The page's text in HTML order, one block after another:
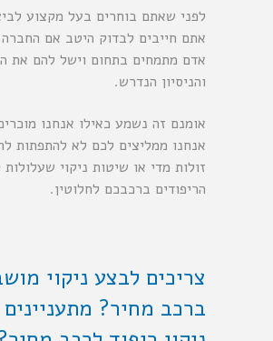
לפני שאתם בוחרים בעל מקצוע
אתם חייבים לבדוק היטב אם החברה
אדם מתמחים בתחום וישל להם את
והניסיון הנדרש.
אומנם זה נשמע כאילו אנחנו
אנחנו ממליצים לכם לא להתפתות
זולות מדי או שיטות ניקוי
הריפודים ברכבכם לחלוטין.
צריכים לבצע ניקוי
ברכב מחיר?